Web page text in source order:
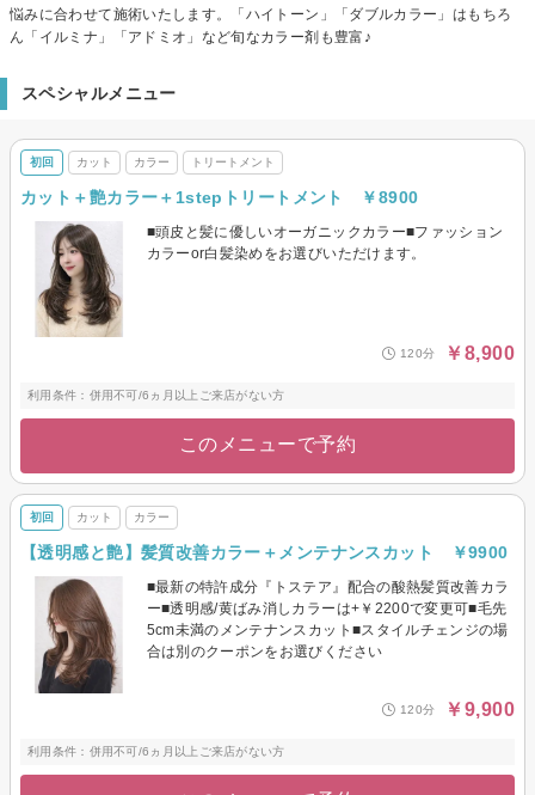
悩みに合わせて施術いたします。「ハイトーン」「ダブルカラー」はもちろ
ん「イルミナ」「アドミオ」など旬なカラー剤も豊富♪
スペシャルメニュー
初回 カット カラー トリートメント
カット＋艶カラー＋1stepトリートメント ￥8900
■頭皮と髪に優しいオーガニックカラー■ファッション
カラーor白髪染めをお選びいただけます。
120分 ￥8,900
利用条件：併用不可/6ヵ月以上ご来店がない方
このメニューで予約
初回 カット カラー
【透明感と艶】髪質改善カラー＋メンテナンスカット ￥9900
■最新の特許成分『トステア』配合の酸熱髪質改善カラ
ー■透明感/黄ばみ消しカラーは+￥2200で変更可■毛先
5cm未満のメンテナンスカット■スタイルチェンジの場
合は別のクーポンをお選びください
120分 ￥9,900
利用条件：併用不可/6ヵ月以上ご来店がない方